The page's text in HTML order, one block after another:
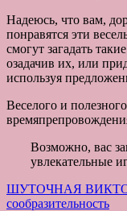
Надеюсь, что вам,
понравятся эти
смогут загадать
озадачив их, или
используя
Веселого и
Возможно, вас
увлекательные
ШУТОЧНАЯ
сообразительность